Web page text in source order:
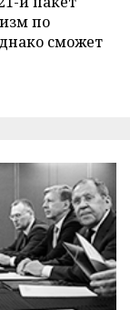
по
сможет